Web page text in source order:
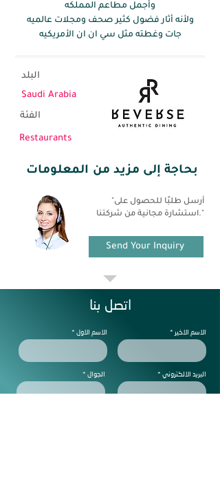
وأجمل مطاعم المملكه
ولأنه أثار فضول كثير صحف ومجلات عالميه
جات وغطته مثل سي ان ان الأمريكيه
Saudi Arabia
Restaurants
الفئة
بحاجة إلى مزيد من المعلومات
"أرسل طلبًا للحصول على
استشارة مجانية من شركتنا."
Send Your Inquiry
اتصل بنا
الاسم الاول
الجوال
الاسم الاخير
البريد الالكتروني